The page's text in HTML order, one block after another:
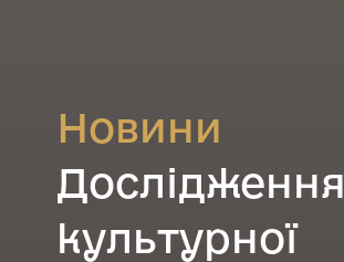
Новини
Дослідження
культурної